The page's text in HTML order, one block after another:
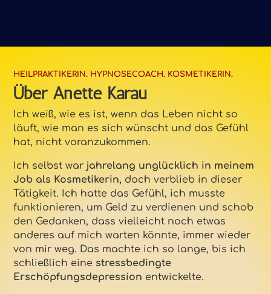
HEILPRAKTIKERIN. HYPNOSECOACH. KOSMETIKERIN.
Über Anette Karau
Ich weiß, wie es ist, wenn das Leben nicht so
läuft, wie man es sich wünscht und das Gefühl
hat, nicht voranzukommen.
Ich selbst war jahrelang unglücklich in meinem
Job als Kosmetikerin, doch verblieb in dieser
Tätigkeit. Ich hatte das Gefühl, ich musste
funktionieren, um Geld zu verdienen und schob
den Gedanken, dass vielleicht noch etwas
anderes auf mich warten könnte, immer wieder
von mir weg. Das machte ich so lange, bis ich
schließlich eine stressbedingte
Erschöpfungsdepression entwickelte.